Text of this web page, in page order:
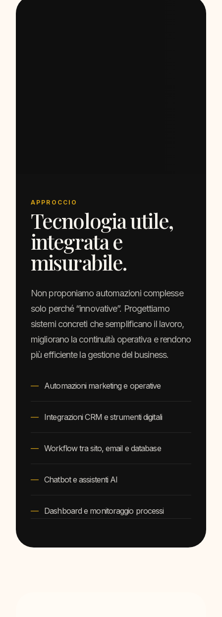
APPROCCIO
Tecnologia utile,
integrata e
misurabile.
Non proponiamo automazioni complesse
solo perché “innovative”. Progettiamo
sistemi concreti che semplificano il lavoro,
migliorano la continuità operativa e rendono
più efficiente la gestione del business.
Automazioni marketing e operative
Integrazioni CRM e strumenti digitali
Workflow tra sito, email e database
Chatbot e assistenti AI
Dashboard e monitoraggio processi